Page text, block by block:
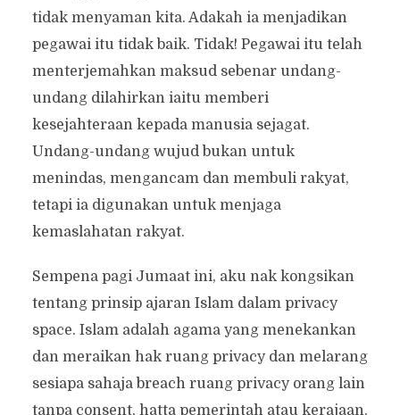
tidak menyaman kita. Adakah ia menjadikan
pegawai itu tidak baik. Tidak! Pegawai itu telah
menterjemahkan maksud sebenar undang-
undang dilahirkan iaitu memberi
kesejahteraan kepada manusia sejagat.
Undang-undang wujud bukan untuk
menindas, mengancam dan membuli rakyat,
tetapi ia digunakan untuk menjaga
kemaslahatan rakyat.
Sempena pagi Jumaat ini, aku nak kongsikan
tentang prinsip ajaran Islam dalam privacy
space. Islam adalah agama yang menekankan
dan meraikan hak ruang privacy dan melarang
sesiapa sahaja breach ruang privacy orang lain
tanpa consent, hatta pemerintah atau kerajaan.